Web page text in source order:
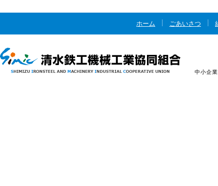
ホーム ごあいさつ
中小企